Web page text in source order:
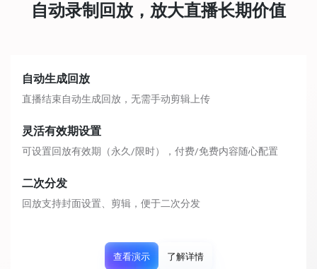
自动录制回放，放大直播长期价值
自动生成回放
直播结束自动生成回放，无需手动剪辑上传
灵活有效期设置
可设置回放有效期（永久/限时），付费/免费内容随心配置
二次分发
回放支持封面设置、剪辑，便于二次分发
查看演示 了解详情